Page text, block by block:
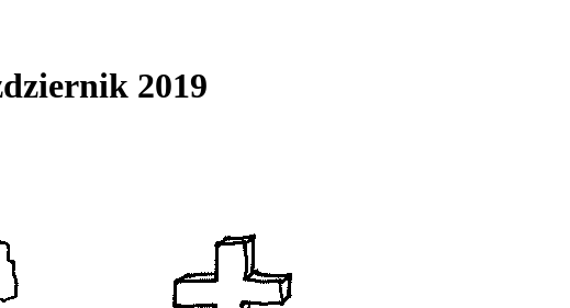
2019